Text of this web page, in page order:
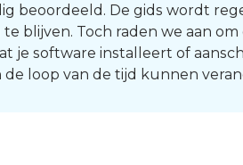
beoordeeld. De gids wordt
blijven. Toch raden we aan
je software installeert of
de loop van de tijd kunnen